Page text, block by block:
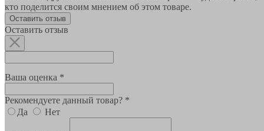
кто поделится своим мнением об этом товаре.
Оставить отзыв
Оставить отзыв
Ваша оценка *
Рекомендуете данный товар? *
Да
Нет